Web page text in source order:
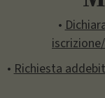
•
• Richiesta